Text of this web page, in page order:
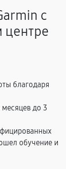
с
центре
благодаря
до 3
обучение и